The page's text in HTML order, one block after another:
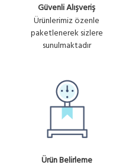
Güvenli Alışveriş
Ürünlerimiz özenle
paketlenerek sizlere
sunulmaktadır
Ürün Belirleme